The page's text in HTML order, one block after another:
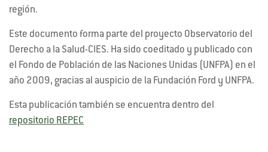
región.
Este documento forma parte del proyecto Observatorio del
Derecho a la Salud-CIES. Ha sido coeditado y publicado con
el Fondo de Población de las Naciones Unidas (UNFPA) en el
año 2009, gracias al auspicio de la Fundación Ford y UNFPA.
Esta publicación también se encuentra dentro del
repositorio REPEC